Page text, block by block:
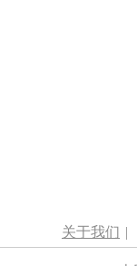
关于我们 |